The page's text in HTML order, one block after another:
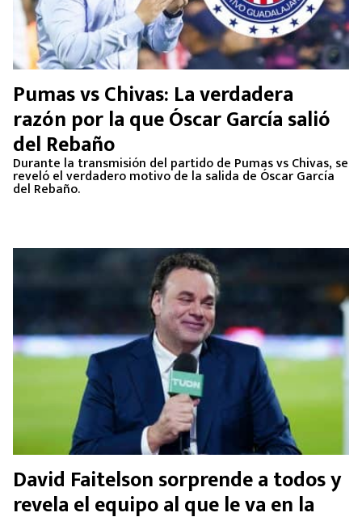
Pumas vs Chivas: La verdadera
razón por la que Óscar García salió
del Rebaño
Durante la transmisión del partido de Pumas vs Chivas, se
reveló el verdadero motivo de la salida de Óscar García
del Rebaño.
David Faitelson sorprende a todos y
revela el equipo al que le va en la